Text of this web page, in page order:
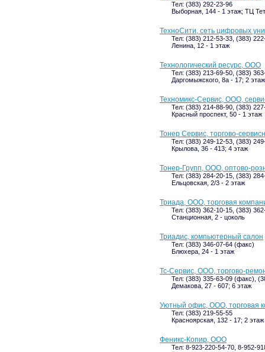
Тел: (383) 292-23-96
Выборная, 144 - 1 этаж; ТЦ
ТехноСити, сеть цифровых
Тел: (383) 212-53-33, (383)
Ленина, 12 - 1 этаж
Технологический ресурс, ООО
Тел: (383) 213-69-50, (383)
Даргомыжского, 8а - 17; 2 этаж
Техномикс-Сервис, ООО,
Тел: (383) 214-88-90, (383)
Красный проспект, 50 - 1 этаж
Тонер Сервис, торгово-
Тел: (383) 249-12-53, (383)
Крылова, 36 - 413; 4 этаж
Тонер-Групп, ООО, оптово-
Тел: (383) 284-20-15, (383)
Ельцовская, 2/3 - 2 этаж
Триада, ООО, торговая
Тел: (383) 362-10-15, (383)
Станционная, 2 - цоколь
Триадис, компьютерный салон
Тел: (383) 346-07-64 (факс)
Блюхера, 24 - 1 этаж
Тс-Сервис, ООО, торгово-
Тел: (383) 335-63-09 (факс),
Демакова, 27 - 607; 6 этаж
Уютный офис, ООО, торговая
Тел: (383) 219-55-55
Красноярская, 132 - 17; 2 этаж
Феникс-Копир, ООО
Тел: 8-923-220-54-70, 8-952-